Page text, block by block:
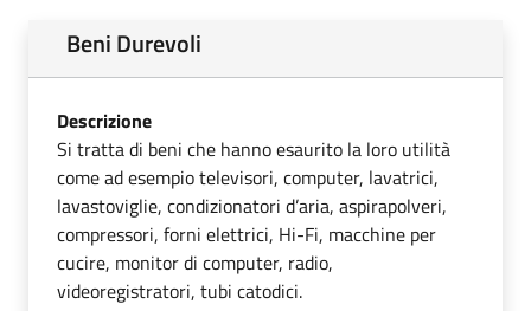
Beni Durevoli
Descrizione
Si tratta di beni che hanno esaurito la loro utilità
come ad esempio televisori, computer, lavatrici,
lavastoviglie, condizionatori d’aria, aspirapolveri,
compressori, forni elettrici, Hi-Fi, macchine per
cucire, monitor di computer, radio,
videoregistratori, tubi catodici.